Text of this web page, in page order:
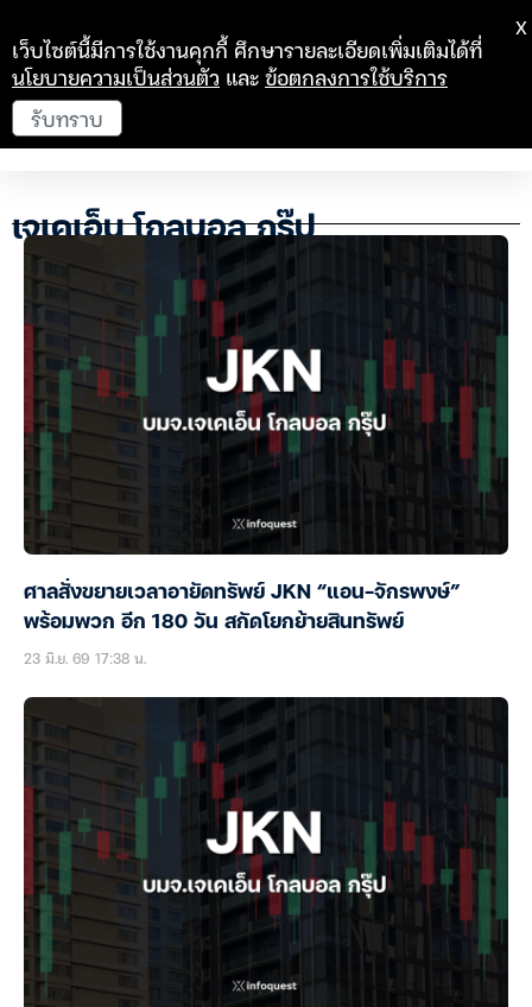
เจเคเอ็น โกลบอล กรุ๊ป
ศาลสั่งขยายเวลาอายัดทรัพย์ JKN “แอน-จักรพงษ์”
พร้อมพวก อีก 180 วัน สกัดโยกย้ายสินทรัพย์
23 มิ.ย. 69 17:38 น.
เว็บไซต์นี้มีการใช้งานคุกกี้ ศึกษารายละเอียดเพิ่มเติมได้ที่
นโยบายความเป็นส่วนตัว และข้อตกลงการใช้บริการ
รับทราบ
X